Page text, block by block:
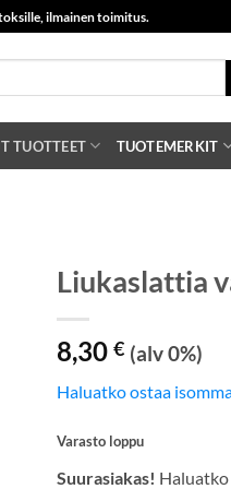
ilmainen toimitus.
TUOTTEET TUOTEMERKIT
Liukaslattia
8,30 € (alv 0%)
Haluatko ostaa
Varasto loppu
Suurasiakas!